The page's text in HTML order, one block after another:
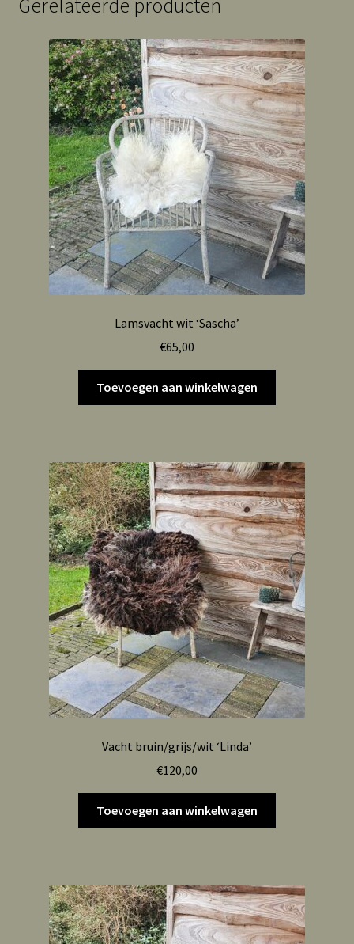
Gerelateerde producten
Lamsvacht wit ‘Sascha’
€65,00
Toevoegen aan winkelwagen
Vacht bruin/grijs/wit ‘Linda’
€120,00
Toevoegen aan winkelwagen